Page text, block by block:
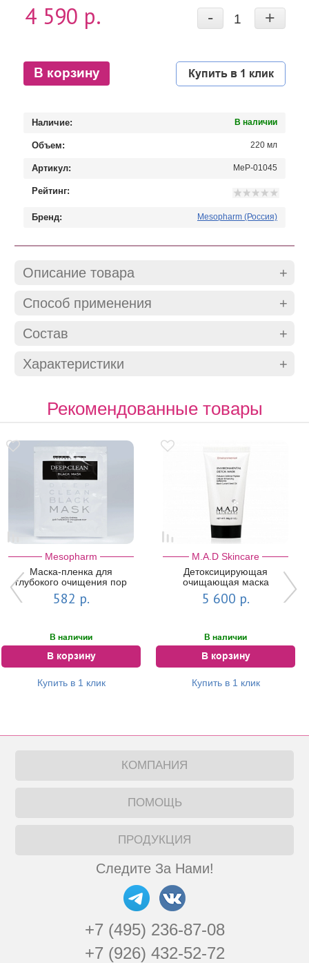
4 590 р. - +
В корзину Купить в 1 клик
Наличие: В наличии
Объем: 220 мл
Артикул: MeP-01045
Рейтинг:
Бренд: Mesopharm (Россия)
Описание товара
Способ применения
Состав
Характеристики
Рекомендованные товары
Mesopharm
Маска-пленка для
глубокого очищения пор
DEEP: CLEAN BLACK
MASK | MESOPHARM
582 р.
В наличии
В корзину
Купить в 1 клик
M.A.D Skincare
Детоксицирующая
очищающая маска
Environmental Detox Mask,
60 г | M.A.D Skincare
5 600 р.
В наличии
В корзину
Купить в 1 клик
КОМПАНИЯ
ПОМОЩЬ
ПРОДУКЦИЯ
Следите За Нами!
+7 (495) 236-87-08
+7 (926) 432-52-72